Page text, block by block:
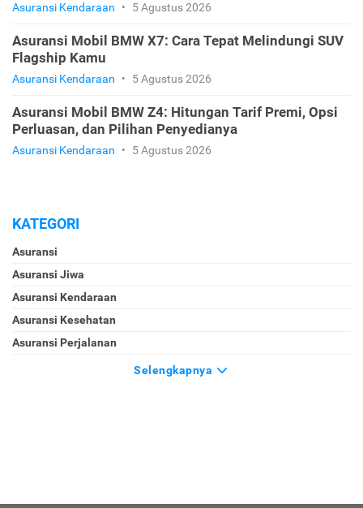
Asuransi Kendaraan • 5 Agustus 2026
Asuransi Mobil BMW X7: Cara Tepat Melindungi SUV
Flagship Kamu
Asuransi Kendaraan • 5 Agustus 2026
Asuransi Mobil BMW Z4: Hitungan Tarif Premi, Opsi
Perluasan, dan Pilihan Penyedianya
Asuransi Kendaraan • 5 Agustus 2026
KATEGORI
Asuransi
Asuransi Jiwa
Asuransi Kendaraan
Asuransi Kesehatan
Asuransi Perjalanan
Selengkapnya